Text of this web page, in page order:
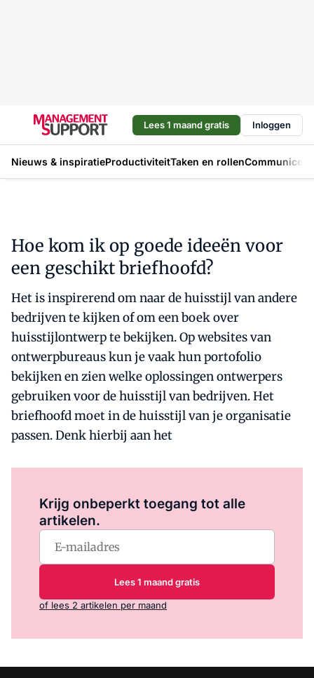
Lees 1 maand gratis Inloggen
Nieuws & inspiratieProductiviteitTaken en rollen
Hoe kom ik op goede ideeën voor
een geschikt briefhoofd?
Het is inspirerend om naar de huisstijl van andere
bedrijven te kijken of om een boek over
huisstijlontwerp te bekijken. Op websites van
ontwerpbureaus kun je vaak hun portofolio
bekijken en zien welke oplossingen ontwerpers
gebruiken voor de huisstijl van bedrijven. Het
briefhoofd moet in de huisstijl van je organisatie
passen. Denk hierbij aan het
Krijg onbeperkt toegang tot alle
artikelen.
Lees 1 maand gratis
of lees 2 artikelen per maand